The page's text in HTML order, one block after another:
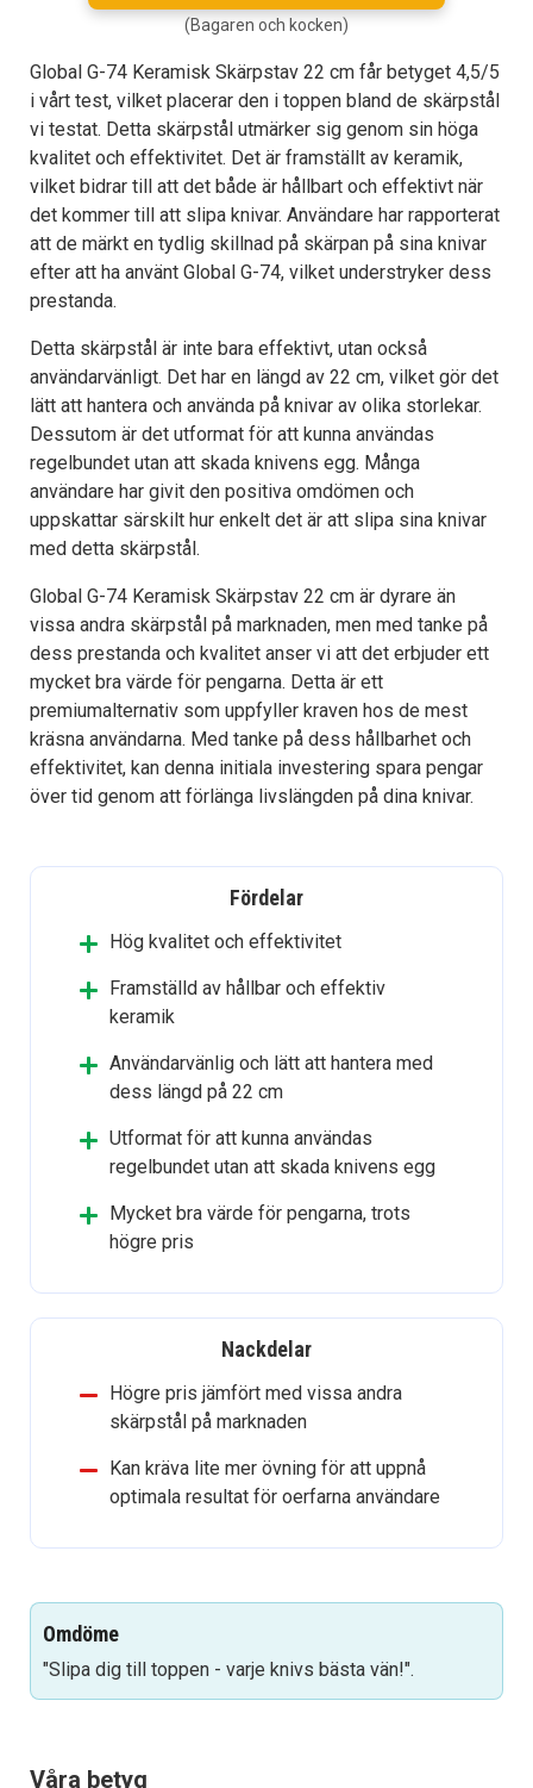
(Bagaren och kocken)
Global G-74 Keramisk Skärpstav 22 cm får betyget 4,5/5
i vårt test, vilket placerar den i toppen bland de skärpstål
vi testat. Detta skärpstål utmärker sig genom sin höga
kvalitet och effektivitet. Det är framställt av keramik,
vilket bidrar till att det både är hållbart och effektivt när
det kommer till att slipa knivar. Användare har rapporterat
att de märkt en tydlig skillnad på skärpan på sina knivar
efter att ha använt Global G-74, vilket understryker dess
prestanda.
Detta skärpstål är inte bara effektivt, utan också
användarvänligt. Det har en längd av 22 cm, vilket gör det
lätt att hantera och använda på knivar av olika storlekar.
Dessutom är det utformat för att kunna användas
regelbundet utan att skada knivens egg. Många
användare har givit den positiva omdömen och
uppskattar särskilt hur enkelt det är att slipa sina knivar
med detta skärpstål.
Global G-74 Keramisk Skärpstav 22 cm är dyrare än
vissa andra skärpstål på marknaden, men med tanke på
dess prestanda och kvalitet anser vi att det erbjuder ett
mycket bra värde för pengarna. Detta är ett
premiumalternativ som uppfyller kraven hos de mest
kräsna användarna. Med tanke på dess hållbarhet och
effektivitet, kan denna initiala investering spara pengar
över tid genom att förlänga livslängden på dina knivar.
Fördelar
Hög kvalitet och effektivitet
Framställd av hållbar och effektiv
keramik
Användarvänlig och lätt att hantera med
dess längd på 22 cm
Utformat för att kunna användas
regelbundet utan att skada knivens egg
Mycket bra värde för pengarna, trots
högre pris
Nackdelar
Högre pris jämfört med vissa andra
skärpstål på marknaden
Kan kräva lite mer övning för att uppnå
optimala resultat för oerfarna användare
Omdöme
"Slipa dig till toppen - varje knivs bästa vän!".
Våra betyg